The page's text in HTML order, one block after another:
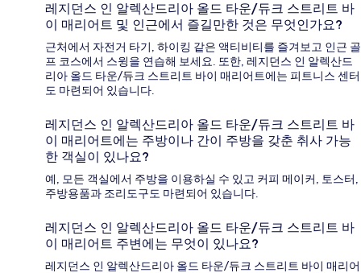
레지던스 인 알렉산드리아 올드 타운/듀크 스트리트 바
이 매리어트 및 인근에서 즐길만한 것은 무엇인가요?
근처에서 자전거 타기, 하이킹 같은 액티비티를 즐겨보고 인근 골
프 코스에서 스윙을 연습해 보세요. 또한, 레지던스 인 알렉산드
리아 올드 타운/듀크 스트리트 바이 매리어트에는 피트니스 센터
도 마련되어 있습니다.
레지던스 인 알렉산드리아 올드 타운/듀크 스트리트 바
이 매리어트에는 주방이나 간이 주방을 갖춘 취사 가능
한 객실이 있나요?
예, 모든 객실에서 주방을 이용하실 수 있고 커피 메이커, 토스터,
주방용품과 조리도구도 마련되어 있습니다.
레지던스 인 알렉산드리아 올드 타운/듀크 스트리트 바
이 매리어트 주변에는 무엇이 있나요?
레지던스 인 알렉산드리아 올드 타운/듀크 스트리트 바이 매리어